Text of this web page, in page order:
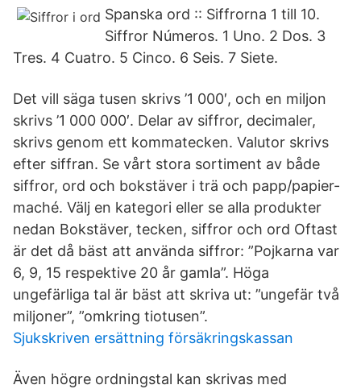
Spanska ord :: Siffrorna 1 till 10.
Siffror Números. 1 Uno. 2 Dos. 3
Tres. 4 Cuatro. 5 Cinco. 6 Seis. 7 Siete.
Det vill säga tusen skrivs ’1 000′, och en miljon
skrivs ’1 000 000′. Delar av siffror, decimaler,
skrivs genom ett kommatecken. Valutor skrivs
efter siffran. Se vårt stora sortiment av både
siffror, ord och bokstäver i trä och papp/papier-
maché. Välj en kategori eller se alla produkter
nedan Bokstäver, tecken, siffror och ord Oftast
är det då bäst att använda siffror: ”Pojkarna var
6, 9, 15 respektive 20 år gamla”. Höga
ungefärliga tal är bäst att skriva ut: ”ungefär två
miljoner”, ”omkring tiotusen”.
Sjukskriven ersättning försäkringskassan
Även högre ordnings­tal kan skrivas med